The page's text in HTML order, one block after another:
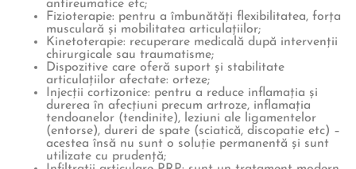
antireumatice etc;
Fizioterapie: pentru a îmbunătăți flexibilitatea, forța
musculară și mobilitatea articulațiilor;
Kinetoterapie: recuperare medicală după intervenții
chirurgicale sau traumatisme;
Dispozitive care oferă suport și stabilitate
articulațiilor afectate: orteze;
Injecții cortizonice: pentru a reduce inflamația și
durerea în afecțiuni precum artroze, inflamația
tendoanelor (tendinite), leziuni ale ligamentelor
(entorse), dureri de spate (sciatică, discopatie etc) –
acestea însă nu sunt o soluție permanentă și sunt
utilizate cu prudență;